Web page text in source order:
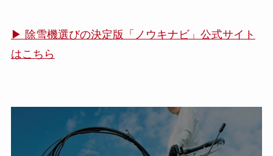
▶ 除雪機選びの決定版「ノウキナビ」公式サイト
はこちら